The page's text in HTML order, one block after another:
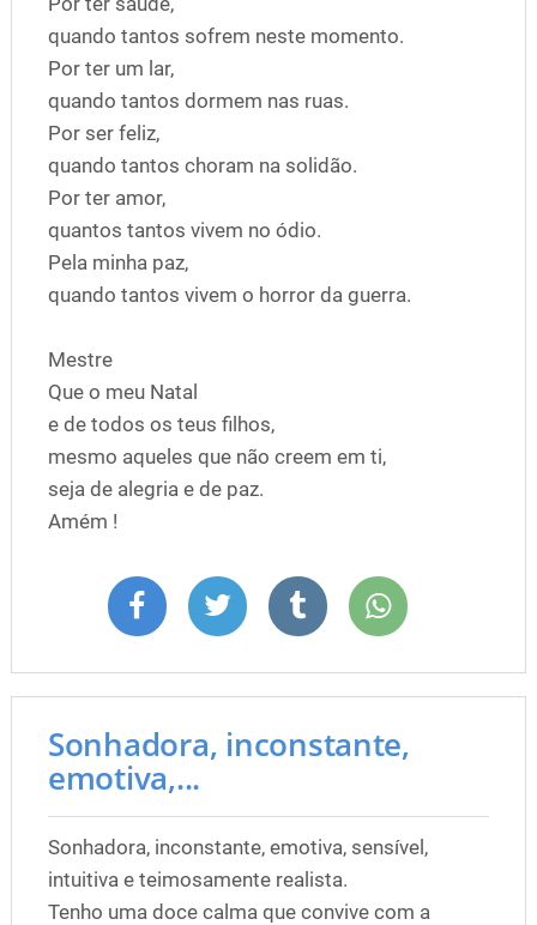
quando tantos sofrem neste momento.
Por ter um lar,
quando tantos dormem nas ruas.
Por ser feliz,
quando tantos choram na solidão.
Por ter amor,
quantos tantos vivem no ódio.
Pela minha paz,
quando tantos vivem o horror da guerra.
Mestre
Que o meu Natal
e de todos os teus filhos,
mesmo aqueles que não creem em ti,
seja de alegria e de paz.
Amém !
Sonhadora, inconstante,
emotiva,...
Sonhadora, inconstante, emotiva, sensível,
intuitiva e teimosamente realista.
Tenho uma doce calma que convive com a